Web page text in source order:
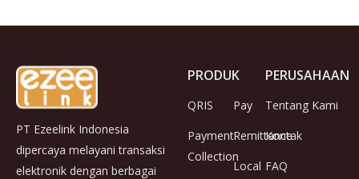
PT Ezeelink Indonesia
dipercaya melayani transaksi
elektronik dengan berbagai
PRODUK
QRIS
Payment
Collection
Pay
Remittance
Local
PERUSAHAAN
Tentang Kami
Kontak
FAQ